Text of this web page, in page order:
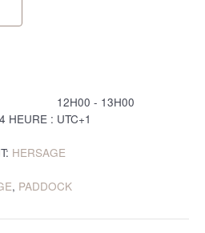
HEURE :
12H00 - 13H00
UTC+1
HERSAGE
, PADDOCK